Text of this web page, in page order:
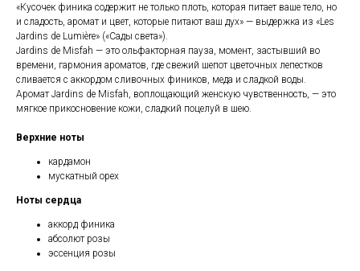
«Кусочек финика содержит не только плоть, которая питает ваше тело, но
и сладость, аромат и цвет, которые питают ваш дух» — выдержка из «Les
Jardins de Lumière» («Сады света»).
Jardins de Misfah — это ольфакторная пауза, момент, застывший во
времени, гармония ароматов, где свежий шепот цветочных лепестков
сливается с аккордом сливочных фиников, меда и сладкой воды.
Аромат Jardins de Misfah, воплощающий женскую чувственность, — это
мягкое прикосновение кожи, сладкий поцелуй в шею.
Верхние ноты
кардамон
мускатный орех
Ноты сердца
аккорд финика
абсолют розы
эссенция розы